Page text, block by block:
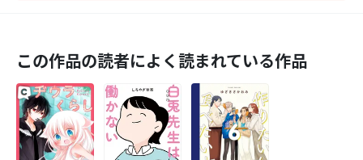
この作品の読者によく読まれている作品